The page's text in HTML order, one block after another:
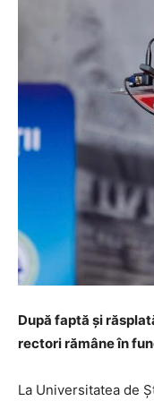
După faptă şi
rectori rămâne în
La Universitatea de